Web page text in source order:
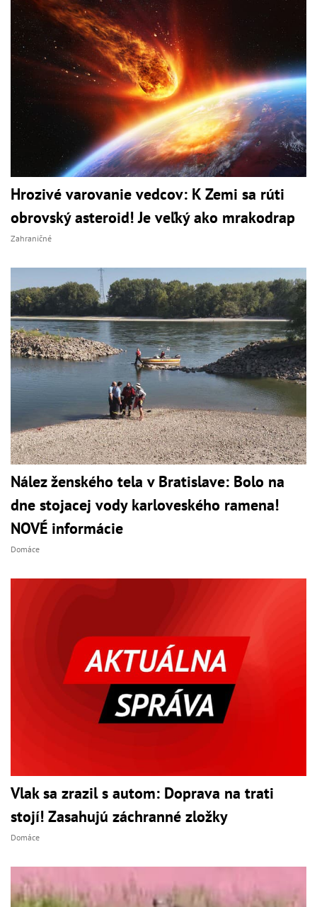
Hrozivé varovanie vedcov: K Zemi sa rúti
obrovský asteroid! Je veľký ako mrakodrap
Zahraničné
Nález ženského tela v Bratislave: Bolo na
dne stojacej vody karloveského ramena!
NOVÉ informácie
Domáce
Vlak sa zrazil s autom: Doprava na trati
stojí! Zasahujú záchranné zložky
Domáce